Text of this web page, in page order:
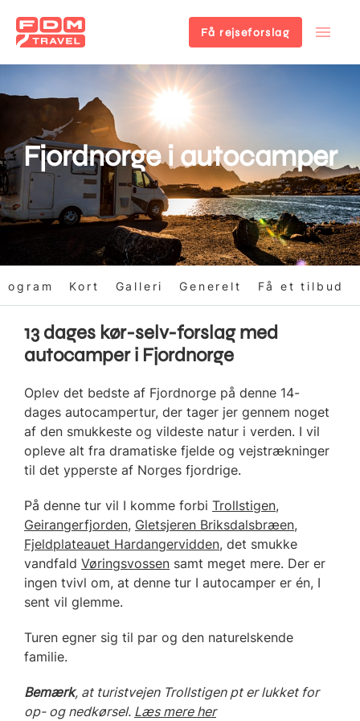
hovedindhold
Få rejseforslag
Fjordnorge i autocamper
Kort Galleri Generelt Få et tilbud
13 dages kør-selv-forslag med
autocamper i Fjordnorge
Oplev det bedste af Fjordnorge på denne 14-
dages autocampertur, der tager jer gennem noget
af den smukkeste og vildeste natur i verden. I vil
opleve alt fra dramatiske fjelde og vejstrækninger
til det ypperste af Norges fjordrige.
På denne tur vil I komme forbi Trollstigen,
Geirangerfjorden, Gletsjeren Briksdalsbræen,
Fjeldplateauet Hardangervidden, det smukke
vandfald Vøringsvossen samt meget mere. Der er
ingen tvivl om, at denne tur I autocamper er én, I
sent vil glemme.
Turen egner sig til par og den naturelskende
familie.
Bemærk, at turistvejen Trollstigen pt er lukket for
op- og nedkørsel. Læs mere her